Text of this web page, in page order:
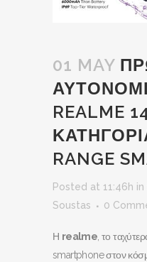
01 MAY
REALME
RANGE
Posted at 11:46h in
Soustas
0
Η realme , το
smartphone στον